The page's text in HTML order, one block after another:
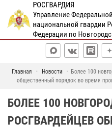
РОСГВАРДИЯ
Управление
национальной гвардии
Федерации по
Главная Новости
Более 100
общественный порядок во время
БОЛЕЕ 100
РОСГВАРДЕЙЦЕВ